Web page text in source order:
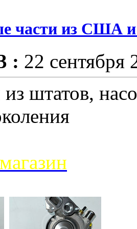
части из США
: 22 сентября
штатов,